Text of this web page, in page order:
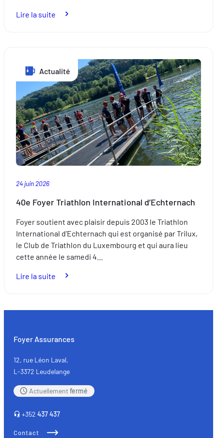
Lire la suite
de
Patrizia
Van
der
Weken
:
un
partenariat
placé
signe
l’excellence
Actualité
24 juin 2026
40e Foyer Triathlon International d’Echternach
Foyer soutient avec plaisir depuis 2003 le Triathlon
International d’Echternach qui est organisé par Trilux,
le Club de Triathlon du Luxembourg et qui aura lieu
cette année le samedi 4…
Lire la suite
Triathlon
Foyer Assurances
12, rue Léon Laval,
L-3372 Leudelange
Actuellementfermé
+352 437 437
Contact